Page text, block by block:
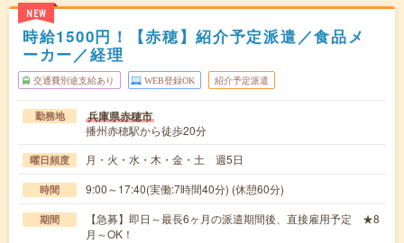
NEW
時給1500円！【赤穂】紹介予定派遣／食品メ
ーカー／経理
交通費別途支給あり WEB登録OK 紹介予定派遣
勤務地 兵庫県赤穂市
播州赤穂駅から徒歩20分
曜日頻度 月・火・水・木・金・土 週5日
時間 9:00～17:40(実働:7時間40分) (休憩60分)
期間
【急募】即日～最長6ヶ月の派遣期間後、直接雇用予定 ★8
月～OK！